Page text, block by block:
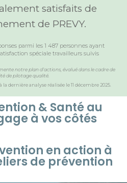
satisfaits de
de PREVY.
parmi les 1 487 personnes ayant
spéciale travailleurs suivis
notre plan d’actions, évalué dans le cadre de
de pilotage qualité.
dernière analyse réalisée le 11 décembre 2025.
& Santé au
à vos côtés
en action à
de prévention